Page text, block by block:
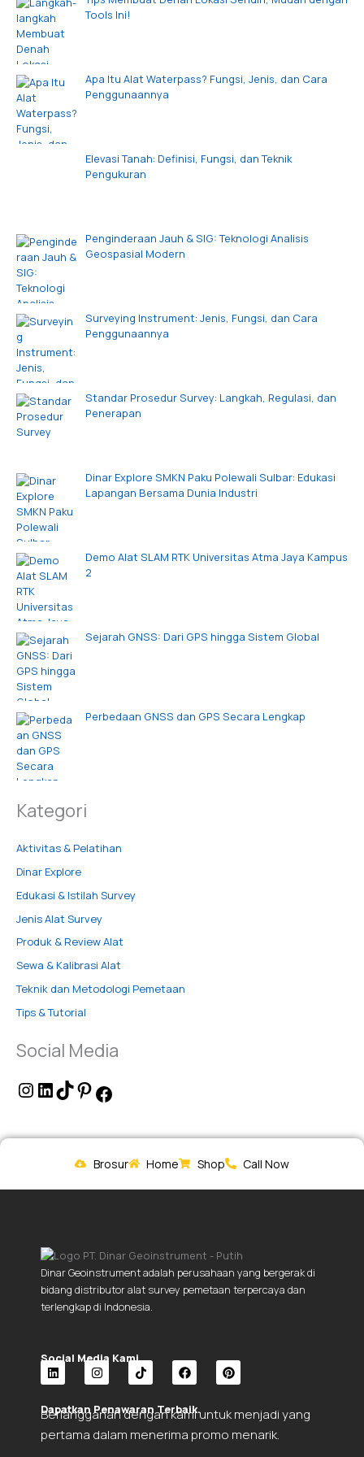
Tools Ini!
Apa Itu Alat Waterpass? Fungsi, Jenis, dan Cara
Penggunaannya
Elevasi Tanah: Definisi, Fungsi, dan Teknik
Pengukuran
Penginderaan Jauh & SIG: Teknologi Analisis
Geospasial Modern
Surveying Instrument: Jenis, Fungsi, dan Cara
Penggunaannya
Standar Prosedur Survey: Langkah, Regulasi, dan
Penerapan
Dinar Explore SMKN Paku Polewali Sulbar: Edukasi
Lapangan Bersama Dunia Industri
Demo Alat SLAM RTK Universitas Atma Jaya Kampus
2
Sejarah GNSS: Dari GPS hingga Sistem Global
Perbedaan GNSS dan GPS Secara Lengkap
Kategori
Aktivitas & Pelatihan
Dinar Explore
Edukasi & Istilah Survey
Jenis Alat Survey
Produk & Review Alat
Sewa & Kalibrasi Alat
Teknik dan Metodologi Pemetaan
Tips & Tutorial
Social Media
Brosur Home Shop Call Now
Dinar Geoinstrument adalah perusahaan yang bergerak di
bidang distributor alat survey pemetaan terpercaya dan
terlengkap di Indonesia.
Social Media Kami.
L
n
e
I
n
s
t
a
T
k
o
F
a
c
b
P
n
e
Dapatkan Penawaran Terbaik.
Berlangganan dengan kami untuk menjadi yang
pertama dalam menerima promo menarik.